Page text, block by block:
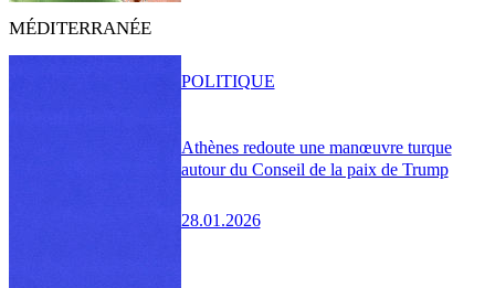
MÉDITERRANÉE
Athènes redoute une manœuvre turque
autour du Conseil de la paix de Trump
28.01.2026
POLITIQUE